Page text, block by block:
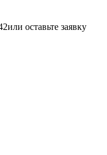
или оставьте заявку